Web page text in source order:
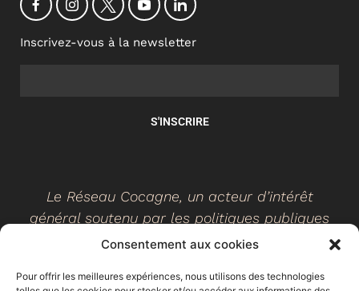
Consentement aux cookies
Pour offrir les meilleures expériences, nous utilisons des technologies
Inscrivez-vous à la newsletter
S'INSCRIRE
Le Réseau Cocagne, un acteur d’intérêt
général soutenu par les politiques publiques